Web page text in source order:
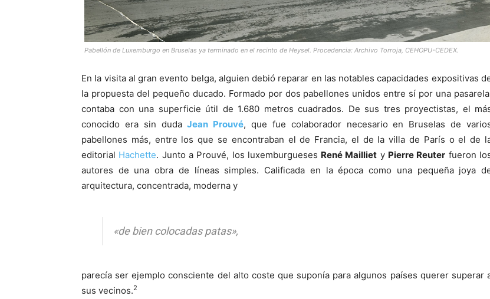
Pabellón de Luxemburgo en Bruselas ya terminado en el recinto de Heysel. Procedencia: Archivo Torroja, CEHOPU-CEDEX.
En la visita al gran evento belga, alguien debió reparar en las notables capacidades expositivas
la propuesta del pequeño ducado. Formado por dos pabellones unidos entre sí por una
contaba con una superficie útil de 1.680 metros cuadrados. De sus tres proyectistas, el
conocido era sin dudaJean Prouvé, que fue colaborador necesario en Bruselas de
pabellones más, entre los que se encontraban el de Francia, el de la villa de París o el de
editorial Hachette. Junto a Prouvé, los luxemburgueses René Mailliet y Pierre Reuter fueron
autores de una obra de líneas simples. Calificada en la época como una pequeña joya
arquitectura, concentrada, moderna y
«de bien colocadas patas»,
parecía ser ejemplo consciente del alto coste que suponía para algunos países querer superar
sus vecinos.2